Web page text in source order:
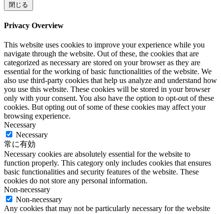
閉じる
Privacy Overview
This website uses cookies to improve your experience while you
navigate through the website. Out of these, the cookies that are
categorized as necessary are stored on your browser as they are
essential for the working of basic functionalities of the website. We
also use third-party cookies that help us analyze and understand how
you use this website. These cookies will be stored in your browser
only with your consent. You also have the option to opt-out of these
cookies. But opting out of some of these cookies may affect your
browsing experience.
Necessary
Necessary
常に有効
Necessary cookies are absolutely essential for the website to
function properly. This category only includes cookies that ensures
basic functionalities and security features of the website. These
cookies do not store any personal information.
Non-necessary
Non-necessary
Any cookies that may not be particularly necessary for the website